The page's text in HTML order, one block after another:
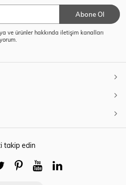
Abone Ol
ve ürünler hakkında iletişim kanalları
takip edin